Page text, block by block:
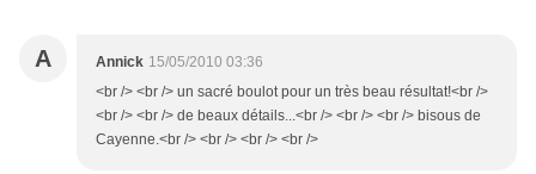
A Annick 15/05/2010 03:36
<br /> <br /> un sacré boulot pour un très beau résultat!<br />
<br /> <br /> de beaux détails...<br /> <br /> <br /> bisous de
Cayenne.<br /> <br /> <br /> <br />